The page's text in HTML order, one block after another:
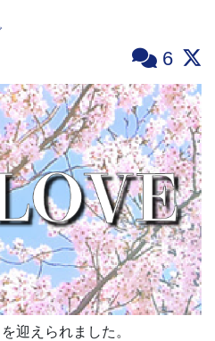
6
迎えられました。